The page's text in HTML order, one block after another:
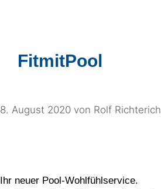
FitmitPool
8. August 2020 von Rolf Richterich
Ihr neuer Pool-Wohlfühlservice.